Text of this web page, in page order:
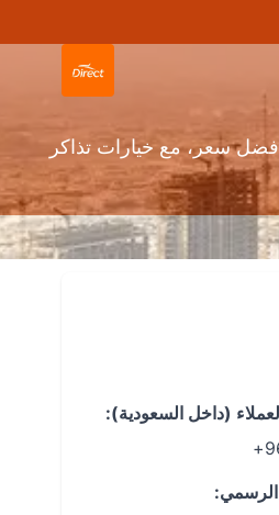
سعر، مع خيارات تذاكر
(داخل السعودية):
الرسمي: